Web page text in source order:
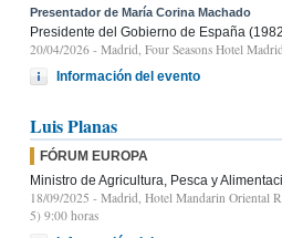
Presentador de María Corina Machado
Presidente del Gobierno de España
20/04/2026 - Madrid, Four Seasons Hotel
Información del evento
Luis Planas
FÓRUM EUROPA
Ministro de Agricultura, Pesca y
18/09/2025 - Madrid, Hotel Mandarin Oriental
5) 9:00 horas